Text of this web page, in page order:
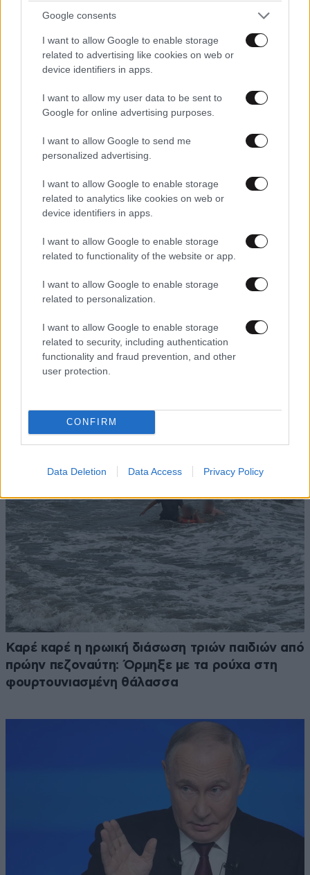
Google consents
I want to allow Google to enable storage
related to advertising like cookies on web or
device identifiers in apps.
I want to allow my user data to be sent to
Google for online advertising purposes.
I want to allow Google to send me
personalized advertising.
I want to allow Google to enable storage
related to analytics like cookies on web or
device identifiers in apps.
I want to allow Google to enable storage
related to functionality of the website or app.
I want to allow Google to enable storage
related to personalization.
I want to allow Google to enable storage
related to security, including authentication
functionality and fraud prevention, and other
user protection.
CONFIRM
Data Deletion Data Access Privacy Policy
νερό, χιλιάδες άνθρωποι χωρίς στέγη,
εκατοντάδες στρέμματα καλλιεργειών
καταστράφηκαν
κάμερα ασφαλείας: «Έχω ένα δώρο για σένα»
Καρέ καρέ η ηρωική διάσωση τριών παιδιών από
πρώην πεζοναύτη: Όρμηξε με τα ρούχα στη
φουρτουνιασμένη θάλασσα